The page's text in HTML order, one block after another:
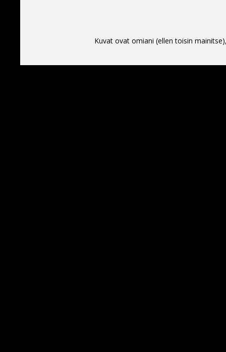
Kuvat ovat omiani (ellen toisin